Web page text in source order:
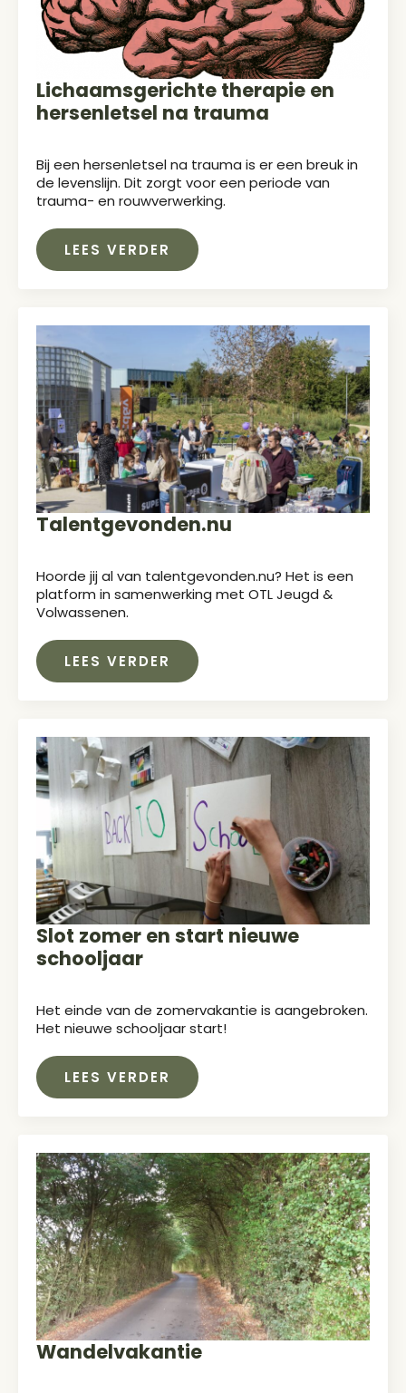
Lichaamsgerichte therapie en
hersenletsel na trauma
Bij een hersenletsel na trauma is er een breuk in
de levenslijn. Dit zorgt voor een periode van
trauma- en rouwverwerking.
LEES VERDER
Talentgevonden.nu
Hoorde jij al van talentgevonden.nu? Het is een
platform in samenwerking met OTL Jeugd &
Volwassenen.
LEES VERDER
Slot zomer en start nieuwe
schooljaar
Het einde van de zomervakantie is aangebroken.
Het nieuwe schooljaar start!
LEES VERDER
Wandelvakantie